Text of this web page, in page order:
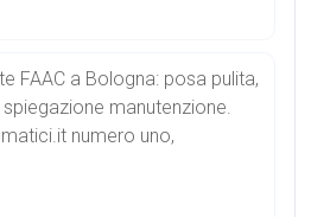
FAAC a Bologna: posa pulita,
manutenzione.
numero uno,